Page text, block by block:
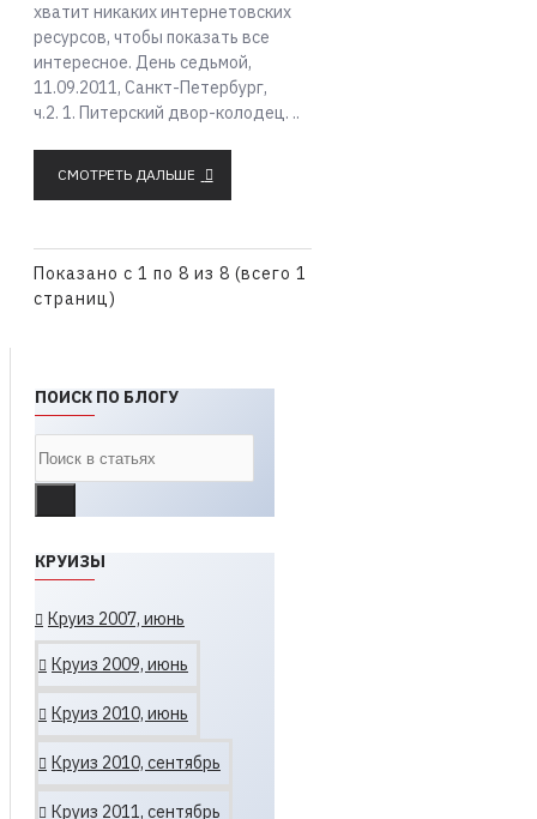
хватит никаких интернетовских
ресурсов, чтобы показать все
интересное. День седьмой,
11.09.2011, Санкт-Петербург,
ч.2. 1. Питерский двор-колодец. ..
СМОТРЕТЬ ДАЛЬШЕ
Показано с 1 по 8 из 8 (всего 1
страниц)
ПОИСК ПО БЛОГУ
КРУИЗЫ
Круиз 2007, июнь
Круиз 2009, июнь
Круиз 2010, июнь
Круиз 2010, сентябрь
Круиз 2011, сентябрь